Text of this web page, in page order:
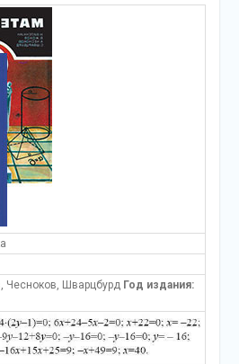
Чесноков, Шварцбурд Год издания: